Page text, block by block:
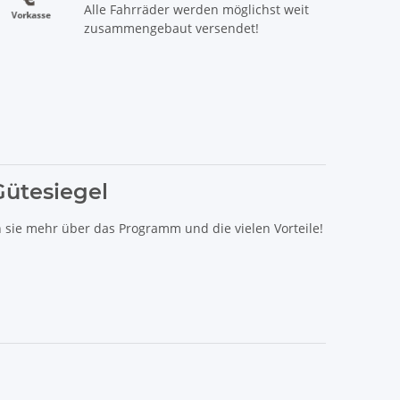
Alle Fahrräder werden möglichst weit
zusammengebaut versendet!
mehr über das Programm und die vielen Vorteile!